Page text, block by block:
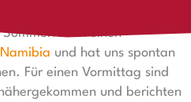
einen
Namibia und hat uns spontan
Für einen Vormittag sind
und berichten